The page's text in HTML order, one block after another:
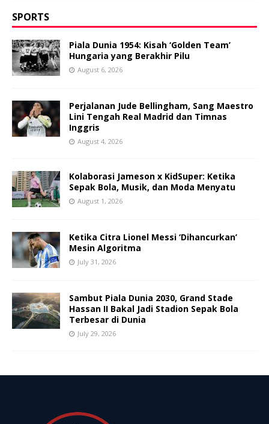
SPORTS
Piala Dunia 1954: Kisah ‘Golden Team’
Hungaria yang Berakhir Pilu
August 6, 2026
Perjalanan Jude Bellingham, Sang Maestro
Lini Tengah Real Madrid dan Timnas
Inggris
August 4, 2026
Kolaborasi Jameson x KidSuper: Ketika
Sepak Bola, Musik, dan Moda Menyatu
August 1, 2026
Ketika Citra Lionel Messi ‘Dihancurkan’
Mesin Algoritma
July 31, 2026
Sambut Piala Dunia 2030, Grand Stade
Hassan II Bakal Jadi Stadion Sepak Bola
Terbesar di Dunia
July 29, 2026